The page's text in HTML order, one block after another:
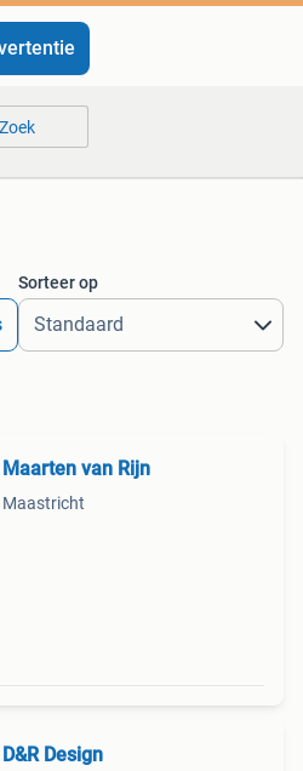
Zoek
Sorteer op
Maarten van Rijn
Maastricht
D&R Design